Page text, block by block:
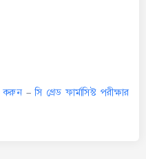
করুন-সি গ্রেড ফার্মাসিস্ট পরীক্ষার